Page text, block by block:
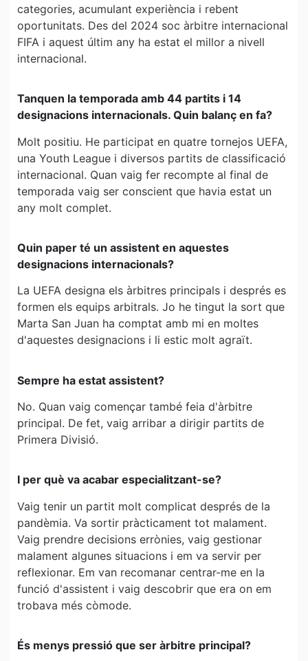
categories, acumulant experiència i rebent
oportunitats. Des del 2024 soc àrbitre internacional
FIFA i aquest últim any ha estat el millor a nivell
internacional.
Tanquen la temporada amb 44 partits i 14
designacions internacionals. Quin balanç en fa?
Molt positiu. He participat en quatre tornejos UEFA,
una Youth League i diversos partits de classificació
internacional. Quan vaig fer recompte al final de
temporada vaig ser conscient que havia estat un
any molt complet.
Quin paper té un assistent en aquestes
designacions internacionals?
La UEFA designa els àrbitres principals i després es
formen els equips arbitrals. Jo he tingut la sort que
Marta San Juan ha comptat amb mi en moltes
d'aquestes designacions i li estic molt agraït.
Sempre ha estat assistent?
No. Quan vaig començar també feia d'àrbitre
principal. De fet, vaig arribar a dirigir partits de
Primera Divisió.
I per què va acabar especialitzant-se?
Vaig tenir un partit molt complicat després de la
pandèmia. Va sortir pràcticament tot malament.
Vaig prendre decisions errònies, vaig gestionar
malament algunes situacions i em va servir per
reflexionar. Em van recomanar centrar-me en la
funció d'assistent i vaig descobrir que era on em
trobava més còmode.
És menys pressió que ser àrbitre principal?